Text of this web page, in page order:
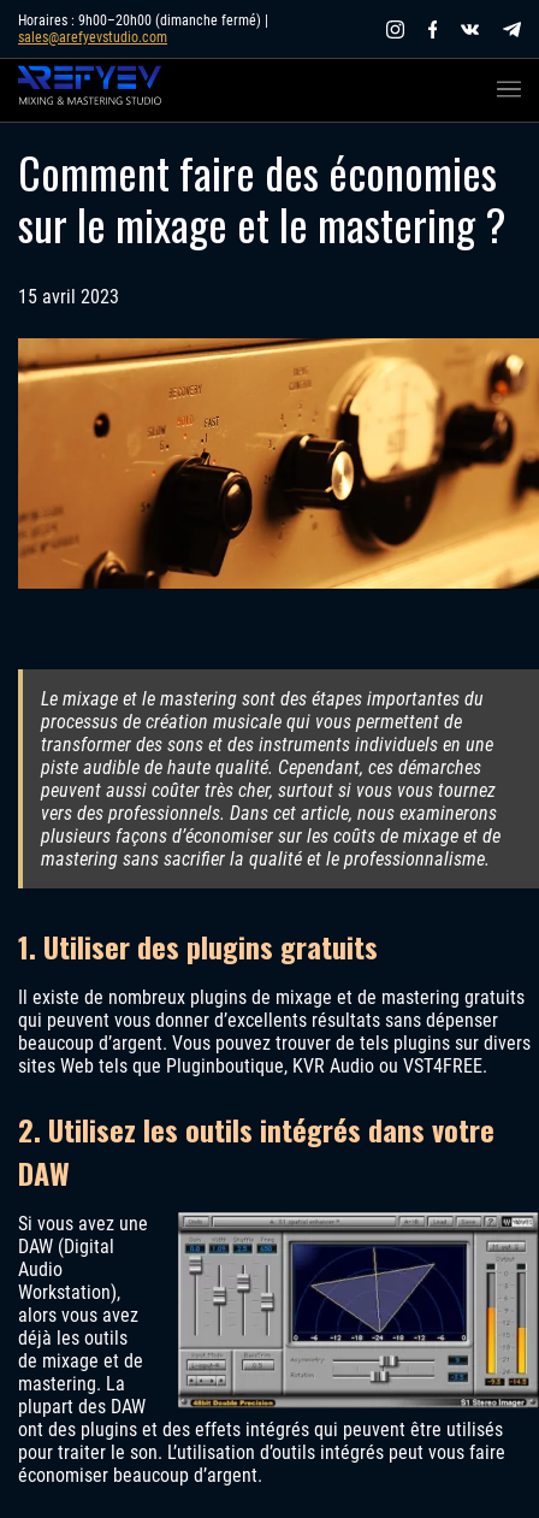
Skip
content
Horaires : 9h00–20h00 (dimanche fermé) |
sales@arefyevstudio.com
Comment faire des économies
sur le mixage et le mastering ?
15 avril 2023
Le mixage et le mastering sont des étapes importantes du
processus de création musicale qui vous permettent de
transformer des sons et des instruments individuels en une
piste audible de haute qualité. Cependant, ces démarches
peuvent aussi coûter très cher, surtout si vous vous tournez
vers des professionnels. Dans cet article, nous examinerons
plusieurs façons d’économiser sur les coûts de mixage et de
mastering sans sacrifier la qualité et le professionnalisme.
1. Utiliser des plugins gratuits
Il existe de nombreux plugins de mixage et de mastering gratuits
qui peuvent vous donner d’excellents résultats sans dépenser
beaucoup d’argent. Vous pouvez trouver de tels plugins sur divers
sites Web tels que Pluginboutique, KVR Audio ou VST4FREE.
2. Utilisez les outils intégrés dans votre
DAW
Si vous avez une
DAW (Digital
Audio
Workstation),
alors vous avez
déjà les outils
de mixage et de
mastering. La
plupart des DAW
ont des plugins et des effets intégrés qui peuvent être utilisés
pour traiter le son. L’utilisation d’outils intégrés peut vous faire
économiser beaucoup d’argent.